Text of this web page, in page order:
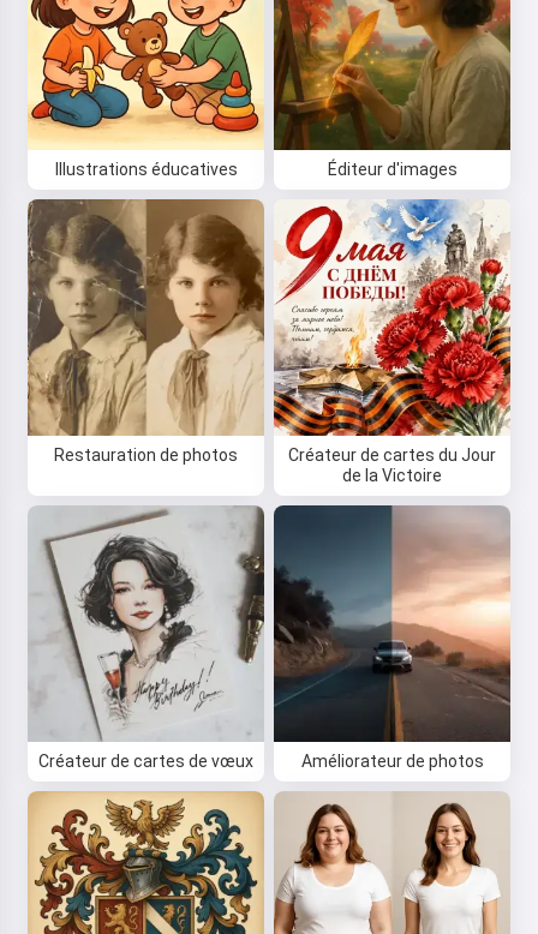
Illustrations éducatives Éditeur d'images
Restauration de photos
Créateur de cartes du Jour
de la Victoire
Créateur de cartes de vœux Améliorateur de photos